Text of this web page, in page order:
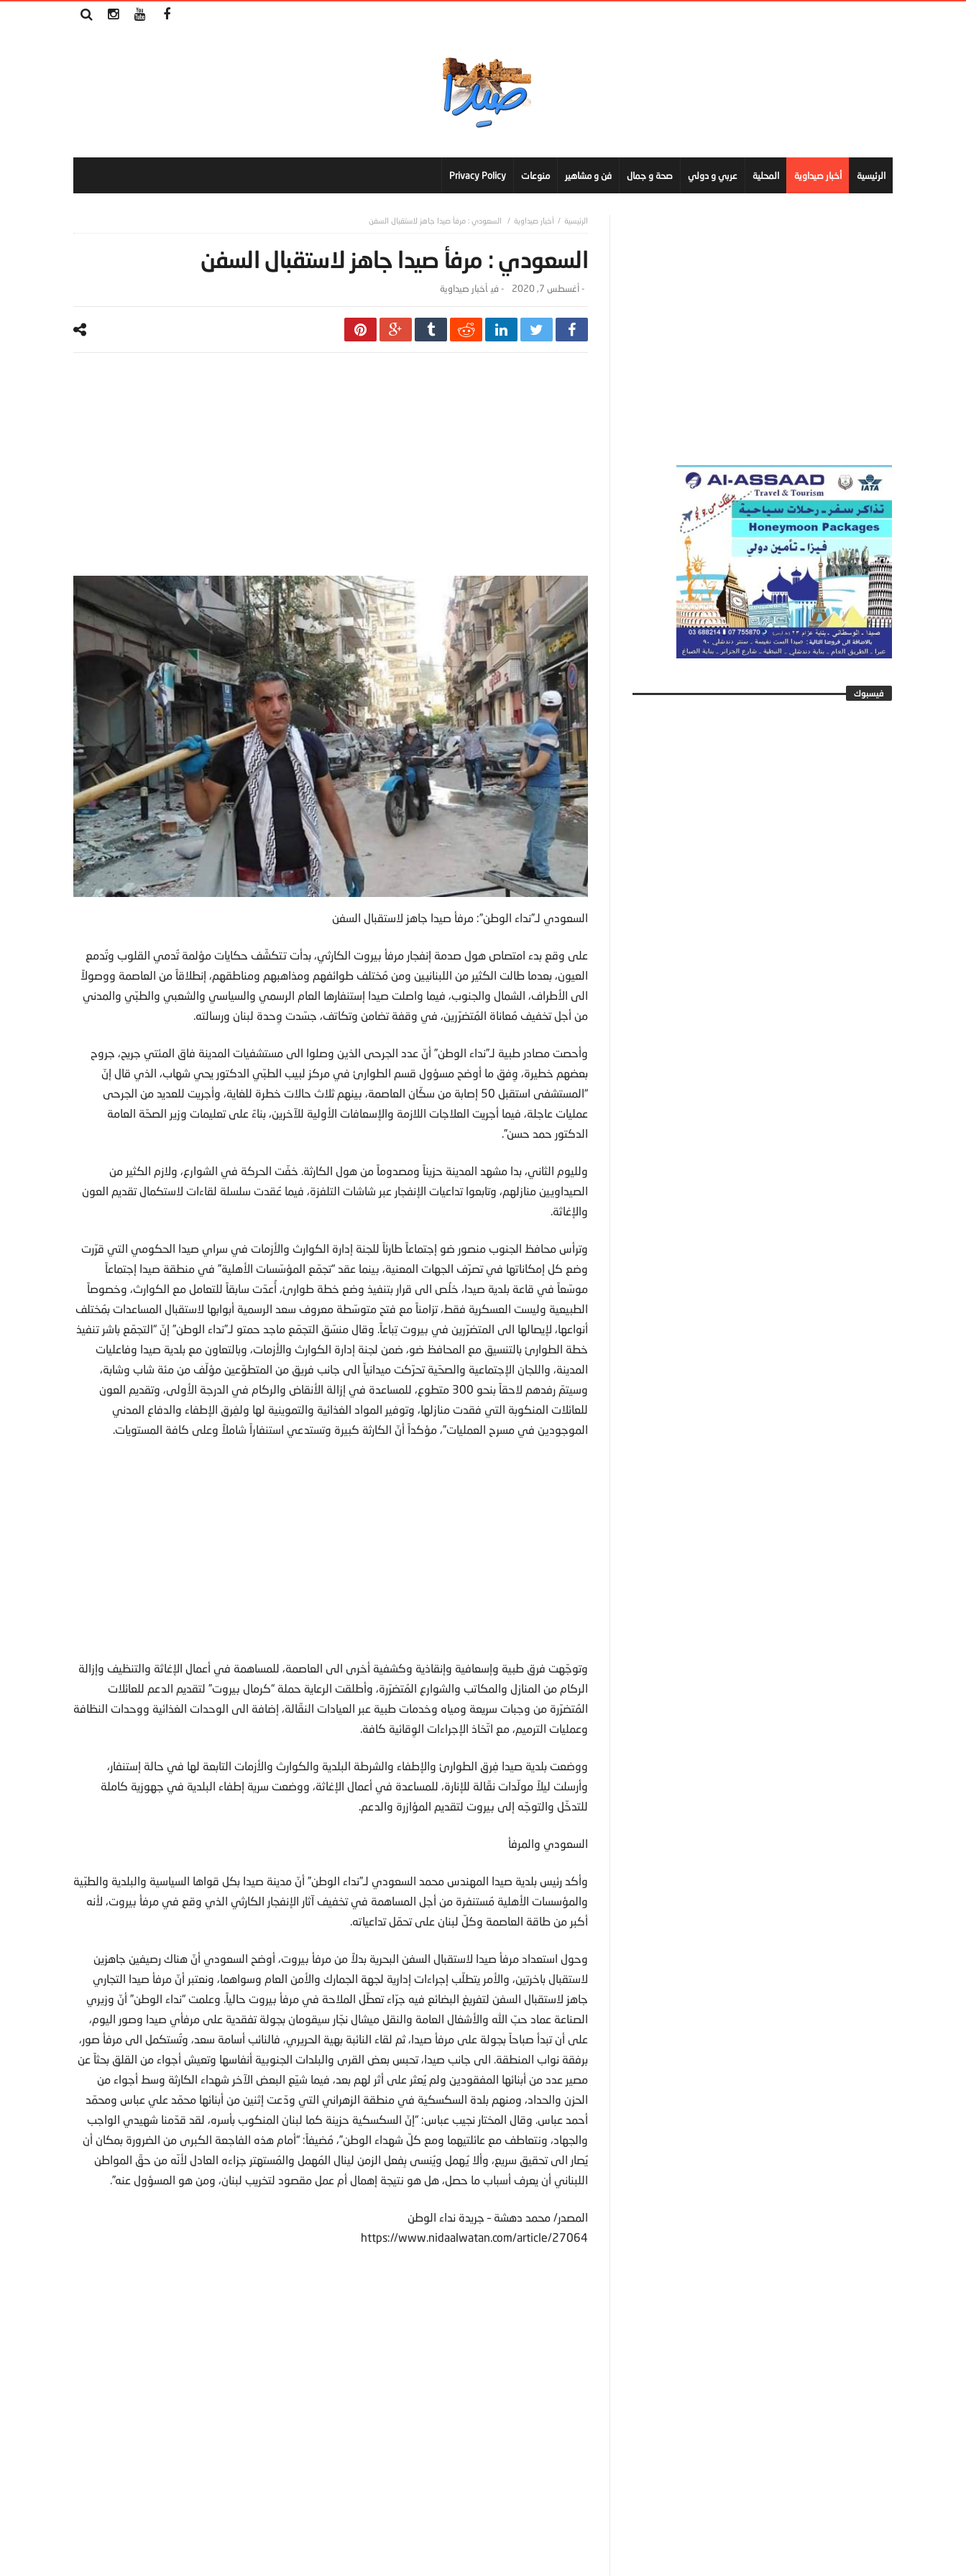
الرئيسية أخبار صيداوية المحلية عربي و دولي صحة و جمال فن و مشاهير منوعات Privacy Policy
أخبار صيداوية السعودي : مرفأ صيدا جاهز لاستقبال السفن
السعودي : مرفأ صيدا جاهز لاستقبال السفن
- أغسطس 7, 2020 - ‎في أخبار صيداوية
السعودي لـ”نداء الوطن”: مرفأ صيدا جاهز لاستقبال السفن
على وقع بدء امتصاص هول صدمة إنفجار مرفأ بيروت الكارثي، بدأت تتكشّف حكايات مؤلمة تُدمي القلوب وتُدمع
العيون، بعدما طالت الكثير من اللبنانيين ومن مُختلف طوائفهم ومذاهبهم ومناطقهم، إنطلاقاً من العاصمة ووصولاً
الى الأطراف، الشمال والجنوب، فيما واصلت صيدا إستنفارها العام الرسمي والسياسي والشعبي والطبّي والمدني
من أجل تخفيف مُعاناة المُتضرّرين، في وقفة تضامن وتكاتف، جسّدت وِحدة لبنان ورسالته.
وأحصت مصادر طبية لـ”نداء الوطن” أنّ عدد الجرحى الذين وصلوا الى مستشفيات المدينة فاق المئتي جريح، جروح
بعضهم خطيرة، وِفق ما أوضح مسؤول قسم الطوارئ في مركز لبيب الطبّي الدكتور يحي شهاب، الذي قال إنّ
“المستشفى استقبل 50 إصابة من سكّان العاصمة، بينهم ثلاث حالات خطرة للغاية، وأجريت للعديد من الجرحى
عمليات عاجلة، فيما أجريت العلاجات اللازمة والإسعافات الأولية للآخرين، بناءً على تعليمات وزير الصحّة العامة
الدكتور حمد حسن”.
ولليوم الثاني، بدا مشهد المدينة حزيناً ومصدوماً من هول الكارثة. خفّت الحركة في الشوارع، ولازم الكثير من
الصيداويين منازلهم، وتابعوا تداعيات الإنفجار عبر شاشات التلفزة، فيما عُقدت سلسلة لقاءات لاستكمال تقديم العون
والإغاثة.
وترأس محافظ الجنوب منصور ضو إجتماعاً طارئاً للجنة إدارة الكوارث والأزمات في سراي صيدا الحكومي التي قرّرت
وضع كل إمكاناتها في تصرّف الجهات المعنية، بينما عقد “تجمّع المؤسّسات الأهلية” في منطقة صيدا إجتماعاً
موسّعاً في قاعة بلدية صيدا، خلُص الى قرار بتنفيذ وضع خطة طوارئ، أُعدّت سابقاً للتعامل مع الكوارث، وخصوصاً
الطبيعية وليست العسكرية فقط، تزامناً مع فتح متوسّطة معروف سعد الرسمية أبوابها لاستقبال المساعدات بمُختلف
أنواعها، لإيصالها الى المتضرّرين في بيروت تِباعاً. وقال منسّق التجمّع ماجد حمتو لـ”نداء الوطن” إنّ “التجمّع باشر تنفيذ
خطة الطوارئ بالتنسيق مع المحافظ ضو، ضمن لجنة إدارة الكوارث والأزمات، وبالتعاون مع بلدية صيدا وفاعليات
المدينة، واللجان الإجتماعية والصحّية تحرّكت ميدانياً الى جانب فريق من المتطوّعين مؤلّف من مئة شاب وشابة،
وسيتمّ رفدهم لاحقاً بنحو 300 متطوع، للمساعدة في إزالة الأنقاض والركام في الدرجة الأولى، وتقديم العون
للعائلات المنكوبة التي فقدت منازلها، وتوفير المواد الغذائية والتموينية لها ولفِرق الإطفاء والدفاع المدني
الموجودين في مسرح العمليات”، مؤكداً أنّ الكارثة كبيرة وتستدعي استنفاراً شاملاً وعلى كافة المستويات.
وتوجّهت فرق طبية وإسعافية وإنقاذية وكشفية أخرى الى العاصمة، للمساهمة في أعمال الإغاثة والتنظيف وإزالة
الركام من المنازل والمكاتب والشوارع المُتضرّرة، وأطلقت الرعاية حملة “كرمال بيروت” لتقديم الدعم للعائلات
المُتضرّرة من وجبات سريعة ومياه وخدمات طبية عبر العيادات النقّالة، إضافة الى الوحدات الغذائية ووحدات النظافة
وعمليات الترميم، مع اتّخاذ الإجراءات الوِقائية كافة.
ووضعت بلدية صيدا فِرق الطوارئ والإطفاء والشرطة البلدية والكوارث والأزمات التابعة لها في حالة إستنفار،
وأرسلت ليلاً مولّدات نقّالة للإنارة، للمساعدة في أعمال الإغاثة، ووضعت سرية إطفاء البلدية في جهوزية كاملة
للتدخّل والتوجّه إلى بيروت لتقديم المؤازرة والدعم.
السعودي والمرفأ
وأكد رئيس بلدية صيدا المهندس محمد السعودي لـ”نداء الوطن” أنّ مدينة صيدا بكل قواها السياسية والبلدية والطبّية
والمؤسسات الأهلية مُستنفرة من أجل المساهمة في تخفيف آثار الإنفجار الكارثي الذي وقع في مرفأ بيروت، لأنه
أكبر من طاقة العاصمة وكلّ لبنان على تحمّل تداعياته.
وحول استعداد مرفأ صيدا لاستقبال السفن البحرية بدلاً من مرفأ بيروت، أوضح السعودي أنّ هناك رصيفين جاهزين
لاستقبال باخرتين، والأمر يتطلّب إجراءات إدارية لجهة الجمارك والأمن العام وسواهما، ونعتبر أنّ مرفأ صيدا التجاري
جاهز لاستقبال السفن لتفريغ البضائع فيه جرّاء تعطّل الملاحة في مرفأ بيروت حالياً. وعلمت “نداء الوطن” أنّ وزيري
الصناعة عماد حبّ الله والأشغال العامة والنقل ميشال نجّار سيقومان بجولة تفقدية على مرفأي صيدا وصور اليوم،
على أن تبدأ صباحاً بجولة على مرفأ صيدا، ثم لقاء النائبة بهية الحريري، فالنائب أسامة سعد، وتُستكمل الى مرفأ صور،
برفقة نواب المنطقة. الى جانب صيدا، تحبس بعض القرى والبلدات الجنوبية أنفاسها وتعيش أجواء من القلق بحثاً عن
مصير عدد من أبنائها المفقودين ولم يُعثر على أثر لهم بعد، فيما شيّع البعض الآخر شهداء الكارثة وسط أجواء من
الحزن والحداد، ومنهم بلدة السكسكية في منطقة الزهراني التي ودّعت إثنين من أبنائها محمّد علي عباس ومحمّد
أحمد عباس. وقال المختار نجيب عباس: “إنّ السكسكية حزينة كما لبنان المنكوب بأسره، لقد قدّمنا شهيدي الواجب
والجهاد، ونتعاطف مع عائلتيهما ومع كلّ شهداء الوطن”، مُضيفاً: “أمام هذه الفاجعة الكبرى من الضرورة بمكان أن
يُصار الى تحقيق سريع، وألا يُهمل ويُنسى بِفعل الزمن لينال المُهمل والمُستهتر جزاءه العادل لأنّه من حقّ المواطن
اللبناني أن يعرف أسباب ما حصل، هل هو نتيجة إهمال أم عمل مقصود لتخريب لبنان، ومن هو المسؤول عنه”.
المصدر/ محمد دهشة – جريدة نداء الوطن
https://www.nidaalwatan.com/article/27064
فيسبوك